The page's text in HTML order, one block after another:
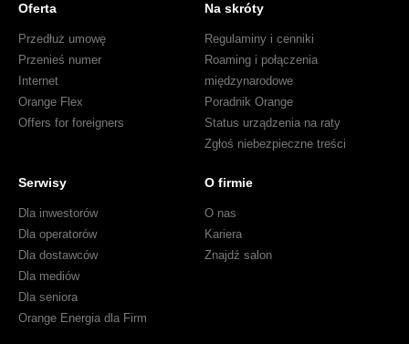
Oferta
Przedłuż umowę
Przenieś numer
Internet
Orange Flex
Offers for foreigners
Na skróty
Regulaminy i cenniki
Roaming i połączenia
międzynarodowe
Poradnik Orange
Status urządzenia na raty
Zgłoś niebezpieczne treści
Serwisy
Dla inwestorów
Dla operatorów
Dla dostawców
Dla mediów
Dla seniora
Orange Energia dla Firm
O firmie
O nas
Kariera
Znajdź salon